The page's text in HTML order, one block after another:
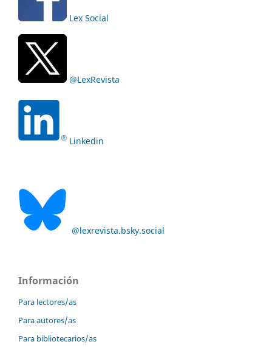
Lex Social
@LexRevista
Linkedin
@lexrevista.bsky.social
Información
Para lectores/as
Para autores/as
Para bibliotecarios/as